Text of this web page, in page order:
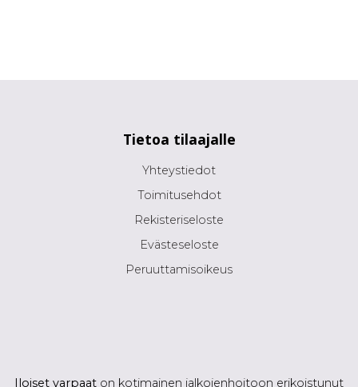
Tietoa tilaajalle
Yhteystiedot
Toimitusehdot
Rekisteriseloste
Evästeseloste
Peruuttamisoikeus
Iloiset varpaat on kotimainen jalkojenhoitoon erikoistunut